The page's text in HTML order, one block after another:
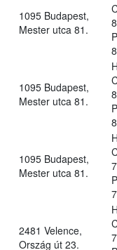
1095 Budapest,
Mester utca 81.
1095 Budapest,
Mester utca 81.
1095 Budapest,
Mester utca 81.
2481 Velence,
Ország út 23.